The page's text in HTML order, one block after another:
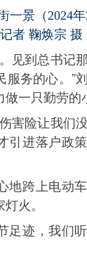
一景（2024
者 鞠焕宗 摄
到总书记
服务的心。”
一只勤劳的
险让我们
引进落户政
跨上电动车
火。
迹，我们听